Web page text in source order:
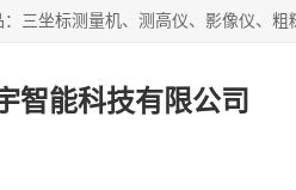
智能科技有限公司